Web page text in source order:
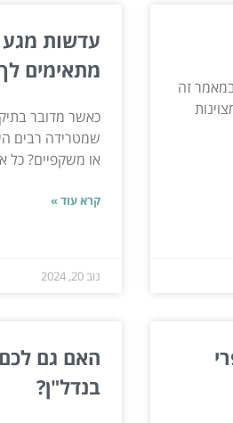
במאמר זה
עדשות מגע
מתאימים
כאשר מדובר
שמטרידה רבים
או משקפיים? כל
קרא עוד »
נוב 20, 2024
האם גם
בנדל"ן?